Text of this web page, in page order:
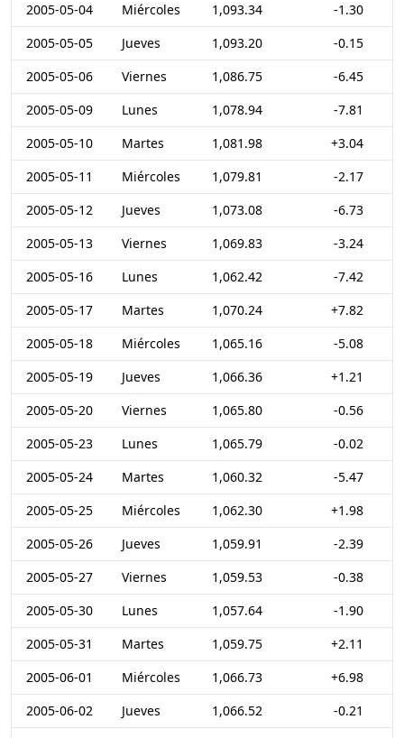
2005-05-04
Miércoles 1,093.34
-1.30
2005-05-05
Jueves 1,093.20
-0.15
2005-05-06
Viernes 1,086.75
-6.45
2005-05-09
Lunes 1,078.94
-7.81
2005-05-10
Martes 1,081.98
+3.04
2005-05-11
Miércoles 1,079.81
-2.17
2005-05-12
Jueves 1,073.08
-6.73
2005-05-13
Viernes 1,069.83
-3.24
2005-05-16
Lunes 1,062.42
-7.42
2005-05-17
Martes 1,070.24
+7.82
2005-05-18
Miércoles 1,065.16
-5.08
2005-05-19
Jueves 1,066.36
+1.21
2005-05-20
Viernes 1,065.80
-0.56
2005-05-23
Lunes 1,065.79
-0.02
2005-05-24
Martes 1,060.32
-5.47
2005-05-25
Miércoles 1,062.30
+1.98
2005-05-26
Jueves 1,059.91
-2.39
2005-05-27
Viernes 1,059.53
-0.38
2005-05-30
Lunes 1,057.64
-1.90
2005-05-31
Martes 1,059.75
+2.11
2005-06-01
Miércoles 1,066.73
+6.98
2005-06-02
Jueves 1,066.52
-0.21